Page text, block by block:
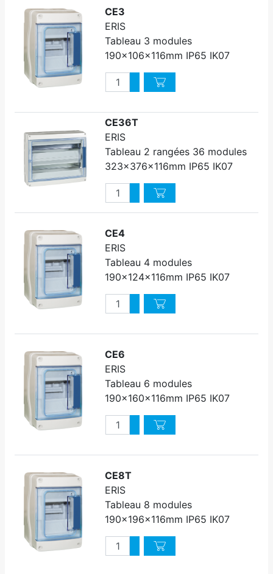
CE3
ERIS
Tableau 3 modules
190x106x116mm IP65 IK07
QuantitéAugmenter quantité
Diminuer quantité
CE36T
ERIS
Tableau 2 rangées 36 modules
323x376x116mm IP65 IK07
QuantitéAugmenter quantité
Diminuer quantité
CE4
ERIS
Tableau 4 modules
190x124x116mm IP65 IK07
QuantitéAugmenter quantité
Diminuer quantité
CE6
ERIS
Tableau 6 modules
190x160x116mm IP65 IK07
QuantitéAugmenter quantité
Diminuer quantité
CE8T
ERIS
Tableau 8 modules
190x196x116mm IP65 IK07
QuantitéAugmenter quantité
Diminuer quantité